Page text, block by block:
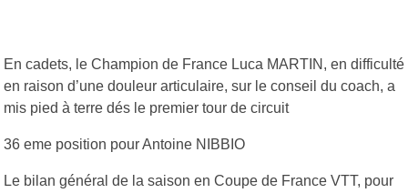
En cadets, le Champion de France Luca MARTIN, en difficulté
en raison d’une douleur articulaire, sur le conseil du coach, a
mis pied à terre dés le premier tour de circuit
36 eme position pour Antoine NIBBIO
Le bilan général de la saison en Coupe de France VTT, pour